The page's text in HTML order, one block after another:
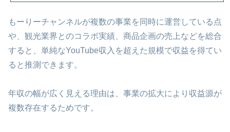
もーりーチャンネルが複数の事業を同時に運営している点
や、観光業界とのコラボ実績、商品企画の売上などを総合
すると、単純なYouTube収入を超えた規模で収益を得てい
ると推測できます。
年収の幅が広く見える理由は、事業の拡大により収益源が
複数存在するためです。